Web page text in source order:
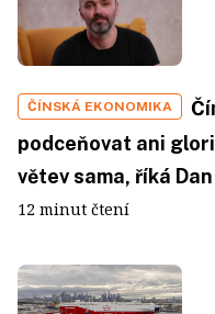
ČÍNSKÁ EKONOMIKA
podceňovat ani
větev sama, říká
12 minut čtení